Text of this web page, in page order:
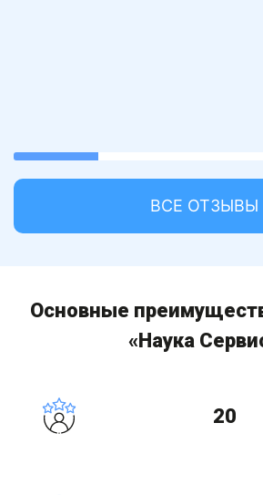
22.22222222222222%
completed
ВСЕ ОТЗЫВЫ
Основные
«Наука
20